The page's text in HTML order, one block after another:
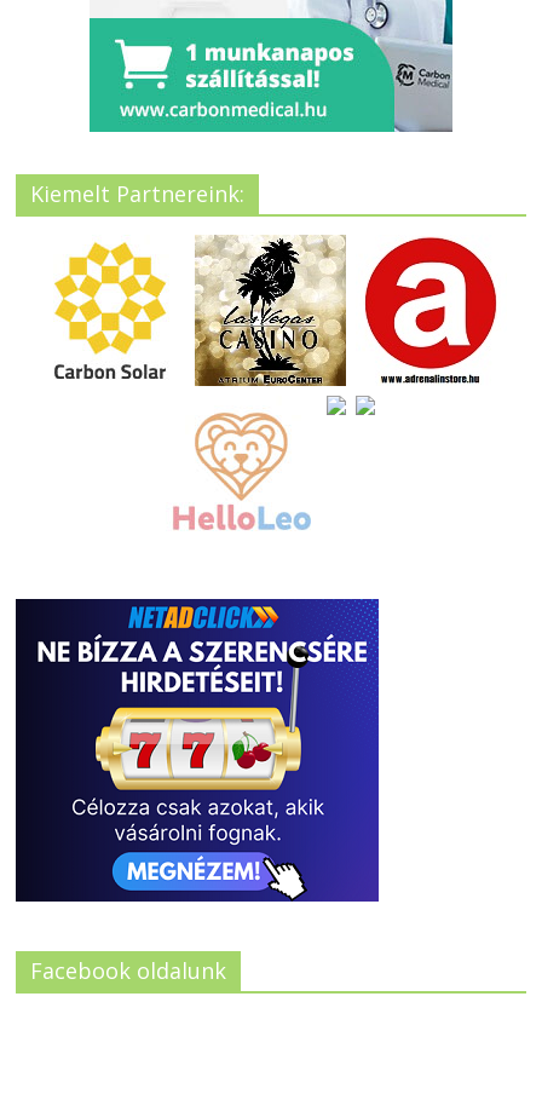
Kiemelt Partnereink:
Facebook oldalunk